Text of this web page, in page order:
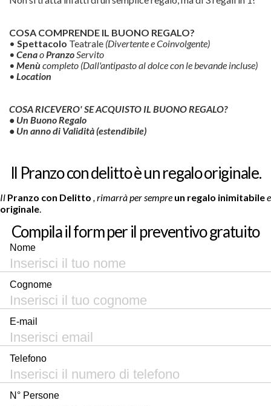
COSA COMPRENDE IL BUONO REGALO?
• Spettacolo Teatrale (Divertente e Coinvolgente)
• CenaoPranzoServito
• Menùcompleto (Dall'antipasto al dolce con le bevande incluse)
• Location
COSA RICEVERO' SE ACQUISTO IL BUONO REGALO?
• Un Buono Regalo
• Un annodi Validità (estendibile)
Il Pranzo con delitto è un regalo originale.
Il Pranzo con Delitto , rimarrà per sempre un regalo inimitabilee
originale.
Compila il form per il preventivo gratuito
Nome
Cognome
E-mail
Telefono
N° Persone